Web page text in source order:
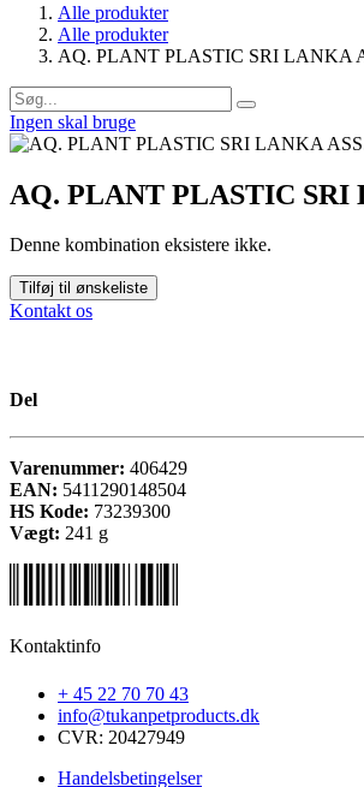
Alle produkter
Alle produkter
AQ. PLANT PLASTIC SRI LANKA
Ingen skal bruge
AQ. PLANT PLASTIC SRI
Denne kombination eksistere ikke.
Tilføj til ønskeliste
Kontakt os
Del
Varenummer: 406429
EAN: 5411290148504
HS Kode: 73239300
Vægt: 241 g
Kontaktinfo
+ 45 22 70 70 43
info@tukanpetproducts.dk
CVR: 20427949
Handelsbetingelser